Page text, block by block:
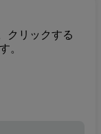
クリックする
。